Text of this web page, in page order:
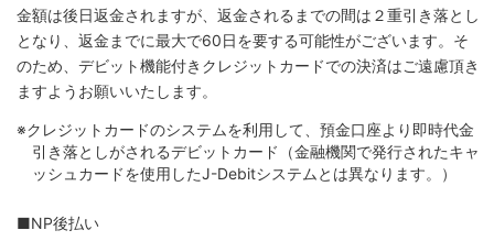
金額は後日返金されますが、返金されるまでの間は２重引き落とし
となり、返金までに最大で60日を要する可能性がございます。そ
のため、デビット機能付きクレジットカードでの決済はご遠慮頂き
ますようお願いいたします。
※クレジットカードのシステムを利用して、預金口座より即時代金
引き落としがされるデビットカード（金融機関で発行されたキャ
ッシュカードを使用したJ-Debitシステムとは異なります。）
■NP後払い